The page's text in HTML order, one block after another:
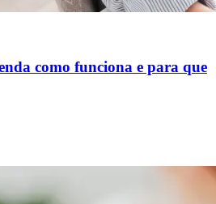
como funciona e para que